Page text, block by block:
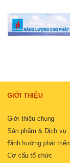
GIỚI THIỆU
Giới thiệu chung
Sản phẩm & Dịch vụ
Định hướng phát triển
Cơ cấu tổ chức